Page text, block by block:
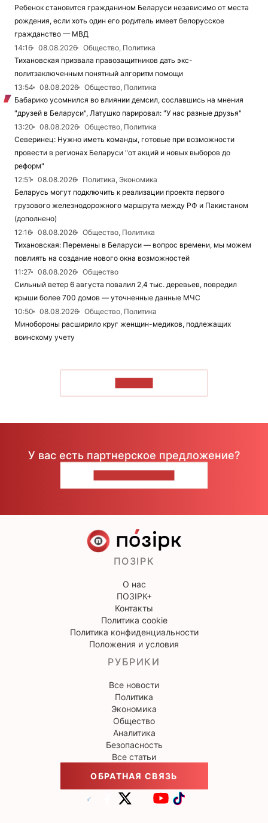
Ребенок становится гражданином Беларуси независимо от места
рождения, если хоть один его родитель имеет белорусское
гражданство — МВД
14:16
08.08.2026
Общество, Политика
Тихановская призвала правозащитников дать экс-
политзаключенным понятный алгоритм помощи
13:54
08.08.2026
Общество, Политика
Бабарико усомнился во влиянии демсил, сославшись на мнения
"друзей в Беларуси", Латушко парировал: "У нас разные друзья"
13:20
08.08.2026
Общество, Политика
Северинец: Нужно иметь команды, готовые при возможности
провести в регионах Беларуси "от акций и новых выборов до
реформ"
12:51
08.08.2026
Политика, Экономика
Беларусь могут подключить к реализации проекта первого
грузового железнодорожного маршрута между РФ и Пакистаном
(дополнено)
12:16
08.08.2026
Общество, Политика
Тихановская: Перемены в Беларуси — вопрос времени, мы можем
повлиять на создание нового окна возможностей
11:27
08.08.2026
Общество
Сильный ветер 6 августа повалил 2,4 тыс. деревьев, повредил
крыши более 700 домов — уточненные данные МЧС
10:50
08.08.2026
Общество, Политика
Минобороны расширило круг женщин-медиков, подлежащих
воинскому учету
У вас есть партнерское предложение?
ПОЗІРК
О нас
ПОЗІРК+
Контакты
Политика cookie
Политика конфиденциальности
Положения и условия
РУБРИКИ
Все новости
Политика
Экономика
Общество
Аналитика
Безопасность
Все статьи
ОБРАТНАЯ СВЯЗЬ